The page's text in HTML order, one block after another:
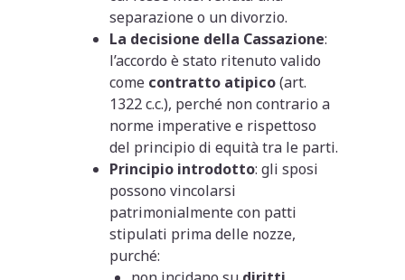
separazione o un divorzio.
La decisione della Cassazione:
l’accordo è stato ritenuto valido
come contratto atipico(art.
1322 c.c.), perché non contrario a
norme imperative e rispettoso
del principio di equità tra le parti.
Principio introdotto: gli sposi
possono vincolarsi
patrimonialmente con patti
stipulati prima delle nozze,
purché: